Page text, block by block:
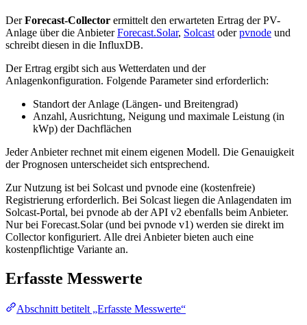
DerForecast-Collector ermittelt den erwarteten Ertrag der PV-
Anlage über die AnbieterForecast.Solar, Solcast oderpvnode und
schreibt diesen in die InfluxDB.
Der Ertrag ergibt sich aus Wetterdaten und der
Anlagenkonfiguration. Folgende Parameter sind erforderlich:
Standort der Anlage (Längen- und Breitengrad)
Anzahl, Ausrichtung, Neigung und maximale Leistung (in
kWp) der Dachflächen
Jeder Anbieter rechnet mit einem eigenen Modell. Die Genauigkeit
der Prognosen unterscheidet sich entsprechend.
Zur Nutzung ist bei Solcast und pvnode eine (kostenfreie)
Registrierung erforderlich. Bei Solcast liegen die Anlagendaten im
Solcast-Portal, bei pvnode ab der API v2 ebenfalls beim Anbieter.
Nur bei Forecast.Solar (und bei pvnode v1) werden sie direkt im
Collector konfiguriert. Alle drei Anbieter bieten auch eine
kostenpflichtige Variante an.
Erfasste Messwerte
Abschnitt betitelt „Erfasste Messwerte“